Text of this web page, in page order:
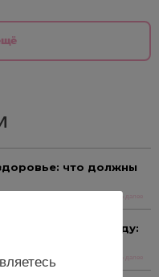
что должны
Читать далее
в России в 2025 году:
Читать далее